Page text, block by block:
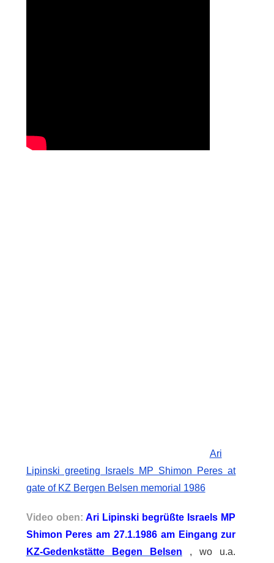
Ari
Lipinski greeting Israels MP Shimon Peres at
gate of KZ Bergen Belsen memorial 1986
Video oben: Ari Lipinski begrüßte Israels MP
Shimon Peres am 27.1.1986 am Eingang zur
KZ-Gedenkstätte Begen Belsen , wo u.a.